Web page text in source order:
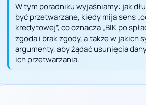
W tym poradniku wyjaśniamy: jak
być przetwarzane, kiedy mija sens
kredytowej”, co oznacza „BIK po
zgoda i brak zgody, a także w jakich
argumenty, aby żądać usunięcia
ich przetwarzania.